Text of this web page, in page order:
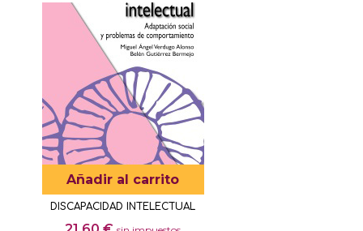
Añadir al carrito
DISCAPACIDAD INTELECTUAL